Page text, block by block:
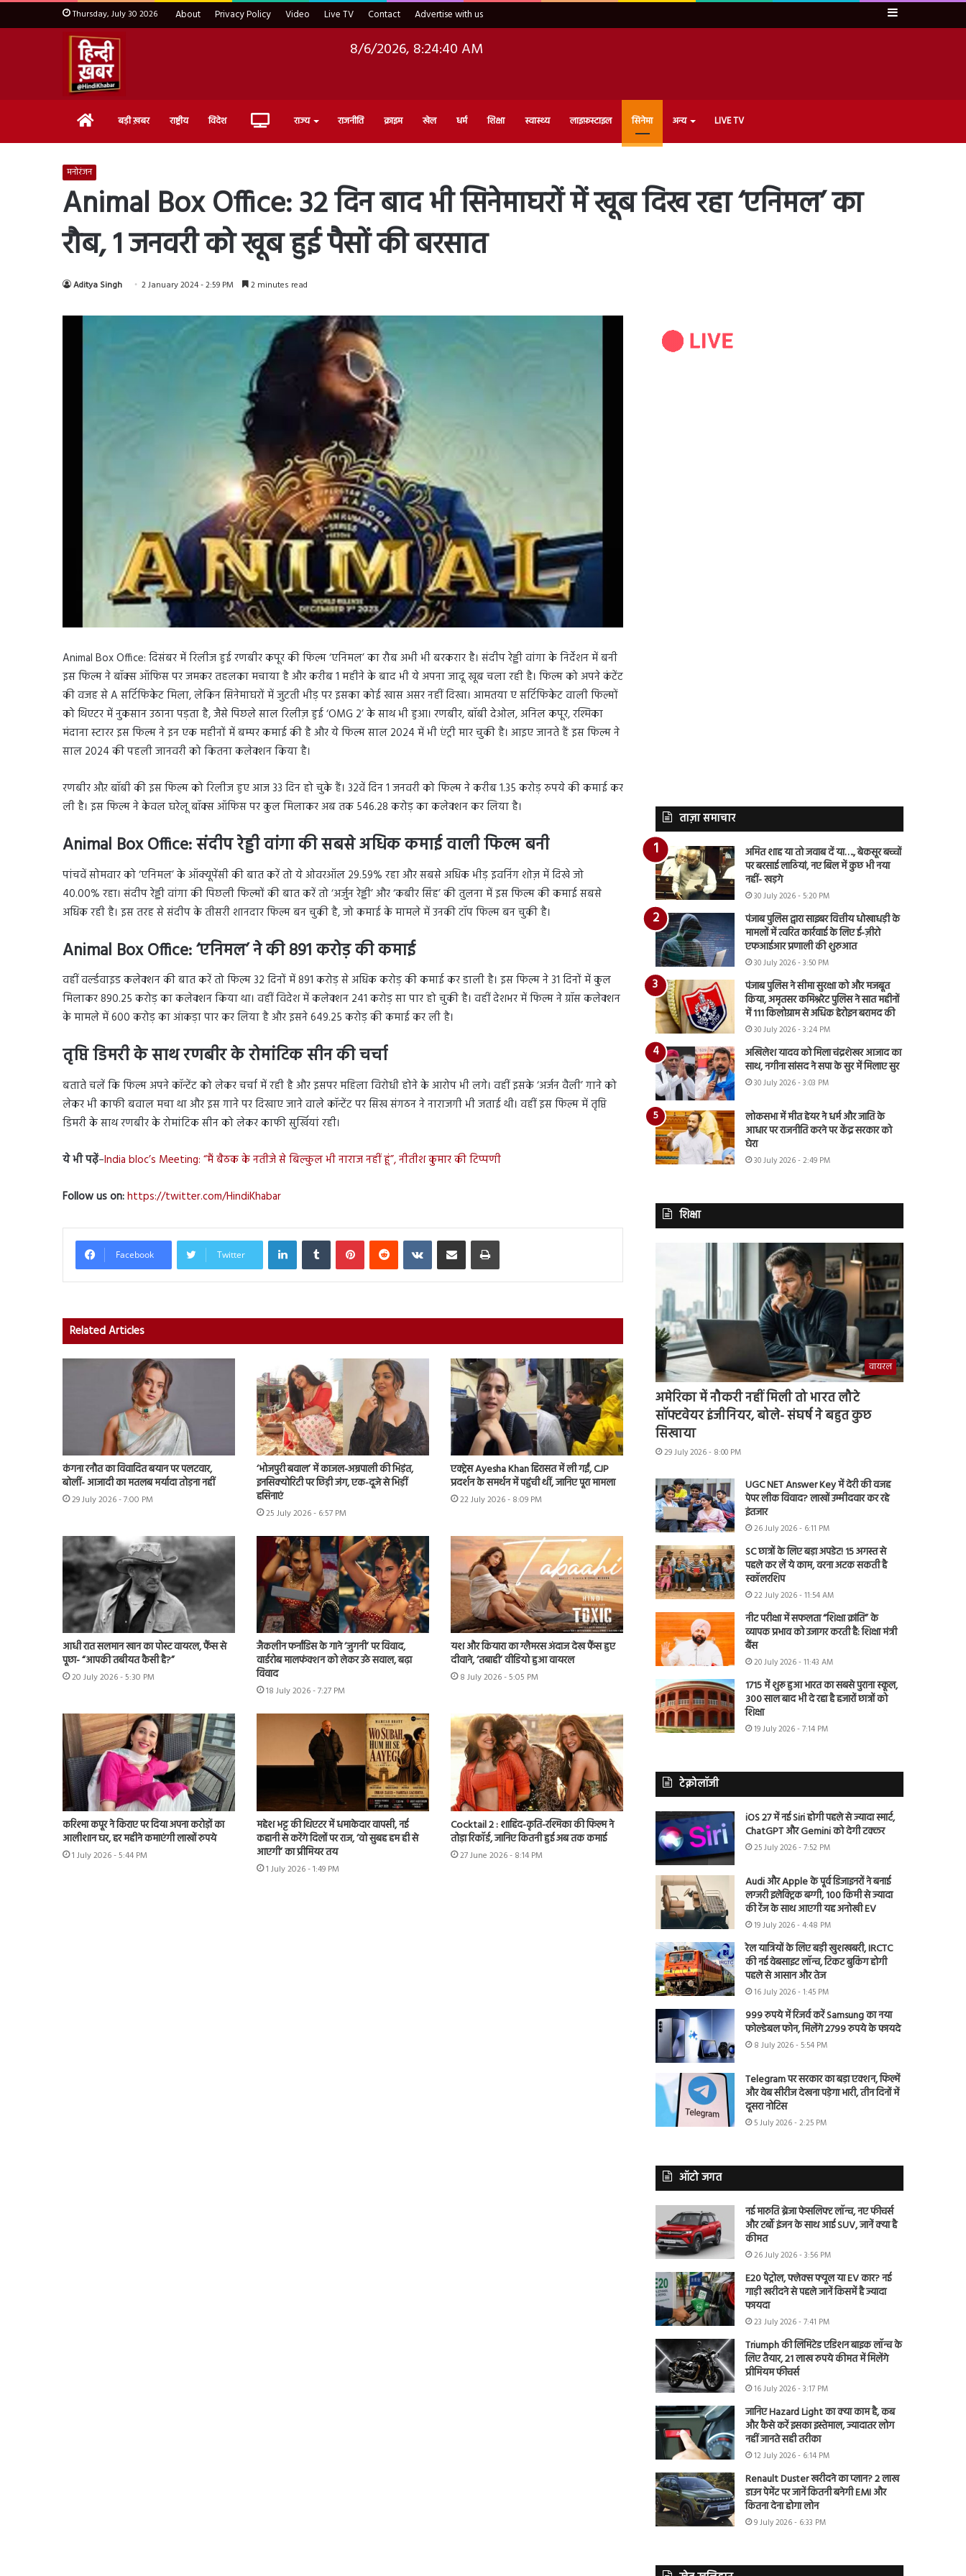
Thursday, July 30 2026 About Privacy Policy Video Live TV Contact Advertise with us Sidebar
8/6/2026, 8:24:42 AM
Home बड़ी ख़बर राष्ट्रीय विदेश Live राज्य राजनीति क्राइम खेल धर्म शिक्षा स्वास्थ्य लाइफ़स्टाइल सिनेमा अन्य LIVE TV
मनोरंजन
Animal Box Office: 32 दिन बाद भी सिनेमाघरों में खूब दिख रहा ‘एनिमल’ का
रौब, 1 जनवरी को खूब हुई पैसों की बरसात
Aditya Singh 2 January 2024 - 2:59 PM 2 minutes read
Animal Box Office: दिसंबर में रिलीज हुई रणबीर कपूर की फिल्म ‘एनिमल’ का रौब अभी भी बरकरार है। संदीप रेड्डी वांगा के निर्देशन में बनी
इस फिल्म ने बॉक्स ऑफिस पर जमकर तहलका मचाया है और करीब 1 महीने के बाद भी ये अपना जादू खूब चला रही है। फिल्म को अपने कंटेंट
की वजह से A सर्टिफिकेट मिला, लेकिन सिनेमाघरों में जुटती भीड़ पर इसका कोई खास असर नहीं दिखा। आमतया ए सर्टिफिकेट वाली फिल्मों
को थिएटर में नुकसान उठाना पड़ता है, जैसे पिछले साल रिलीज़ हुई ‘OMG 2’ के साथ भी हुआ। रणबीर, बॉबी देओल, अनिल कपूर, रश्मिका
मंदाना स्टारर इस फिल्म ने इन एक महीनों में बम्पर कमाई की है और ये फिल्म साल 2024 में भी एंट्री मार चुकी है। आइए जानते हैं इस फिल्म ने
साल 2024 की पहली जानवरी को कितना कलेक्शन किया है।
रणबीर औऱ बॉबी की इस फिल्म को रिलीज हुए आज 33 दिन हो चुके हैं। 32वें दिन 1 जनवरी को फिल्म ने करीब 1.35 करोड़ रुपये की कमाई कर
ली है। इस फिल्म ने केवल घरेलू बॉक्स ऑफिस पर कुल मिलाकर अब तक 546.28 करोड़ का कलेक्शन कर लिया है।
Animal Box Office: संदीप रेड्डी वांगा की सबसे अधिक कमाई वाली फिल्म बनी
पांचवें सोमवार को ‘एनिमल’ के ऑक्यूपेंसी की बात करें तो ये ओवरऑल 29.59% रहा और सबसे अधिक भीड़ इवनिंग शोज़ में दिखे जो
40.00% रहा। संदीप रेड्डी वांगा की पिछली फिल्मों की बात करें तो ‘अर्जुन रेड्डी’ और ‘कबीर सिंह’ की तुलना में इस फिल्म की कमाई सबसे
अधिक रही है। इस तरह से संदीप के तीसरी शानदार फिल्म बन चुकी है, जो कमाई के मामले में उनकी टॉप फिल्म बन चुकी है।
Animal Box Office: ‘एनिमल’ ने की 891 करोड़ की कमाई
वहीं वर्ल्डवाइड कलेक्शन की बात करें तो फिल्म 32 दिनों में 891 करोड़ से अधिक करोड़ की कमाई कर डाली है। इस फिल्म ने 31 दिनों में कुल
मिलाकर 890.25 करोड़ का कलेक्शन किया था। वहीं विदेश में कलेक्शन 241 करोड़ सा पार हो चुकी है। वहीं देशभर में फिल्म ने ग्रॉस कलेक्शन
के मामले में 600 करोड़ का आंकड़ा पार कर लिया है और इसने 649.25 करोड़ की कमाई कर ली है।
तृप्ति डिमरी के साथ रणबीर के रोमांटिक सीन की चर्चा
बताते चलें कि फिल्म अपने कॉन्टेंट को लेकर चर्चा में रही है और इसपर महिला विरोधी होने के आरोप भी लगे। वहीं इसके ‘अर्जन वैली’ गाने को
लेकर भी काफी बवाल मचा था और इस गाने पर दिखाए जाने वाले कॉन्टेंट पर सिख संगठन ने नाराजगी भी जताई थी। वहीं इस फिल्म में तृप्ति
डिमरी के साथ रणबीर के रोमांटिक सीन को लेकर काफी सुर्खियां रही।
ये भी पढ़ें–India bloc’s Meeting: “मैं बैठक के नतीजे से बिल्कुल भी नाराज नहीं हूं”, नीतीश कुमार की टिप्पणी
Follow us on:https://twitter.com/HindiKhabar
Facebook Twitter
LinkedInTumblr PinterestReddit VKontakteShare via Email Print
Related Articles
कंगना रनौत का विवादित बयान पर पलटवार,
बोलीं- आजादी का मतलब मर्यादा तोड़ना नहीं
29 July 2026 - 7:00 PM
‘भोजपुरी बवाल’ में काजल-अम्रपाली की भिड़ंत,
इनसिक्योरिटी पर छिड़ी जंग, एक-दूजे से भिड़ीं
हसिनाएं
25 July 2026 - 6:57 PM
एक्ट्रेस Ayesha Khan हिरासत में ली गईं, CJP
प्रदर्शन के समर्थन में पहुंची थीं, जानिए पूरा मामला
22 July 2026 - 8:09 PM
आधी रात सलमान खान का पोस्ट वायरल, फैंस से
पूछा- “आपकी तबीयत कैसी है?”
20 July 2026 - 5:30 PM
जैकलीन फर्नांडिस के गाने ‘जुगनी’ पर विवाद,
वार्डरोब मालफंक्शन को लेकर उठे सवाल, बढ़ा
विवाद
18 July 2026 - 7:27 PM
यश और कियारा का ग्लैमरस अंदाज देख फैंस हुए
दीवाने, ‘तबाही’ वीडियो हुआ वायरल
8 July 2026 - 5:05 PM
करिश्मा कपूर ने किराए पर दिया अपना करोड़ों का
आलीशान घर, हर महीने कमाएंगी लाखों रुपये
1 July 2026 - 5:44 PM
महेश भट्ट की थिएटर में धमाकेदार वापसी, नई
कहानी से करेंगे दिलों पर राज, ‘वो सुबह हम ही से
आएगी’ का प्रीमियर तय
1 July 2026 - 1:49 PM
Cocktail 2 : शाहिद-कृति-रश्मिका की फिल्म ने
तोड़ा रिकॉर्ड, जानिए कितनी हुई अब तक कमाई
27 June 2026 - 8:14 PM
ताज़ा समाचार
अमित शाह या तो जवाब दें या…., बेकसूर बच्चों
पर बरसाई लाठियां, नए बिल में कुछ भी नया
नहीं- खड़गे
30 July 2026 - 5:20 PM
पंजाब पुलिस द्वारा साइबर वित्तीय धोखाधड़ी के
मामलों में त्वरित कार्रवाई के लिए ई-ज़ीरो
एफआईआर प्रणाली की शुरुआत
30 July 2026 - 3:50 PM
पंजाब पुलिस ने सीमा सुरक्षा को और मजबूत
किया, अमृतसर कमिश्नरेट पुलिस ने सात महीनों
में 111 किलोग्राम से अधिक हेरोइन बरामद की
30 July 2026 - 3:24 PM
अखिलेश यादव को मिला चंद्रशेखर आजाद का
साथ, नगीना सांसद ने सपा के सुर में मिलाए सुर
30 July 2026 - 3:03 PM
लोकसभा में मीत हेयर ने धर्म और जाति के
आधार पर राजनीति करने पर केंद्र सरकार को
घेरा
30 July 2026 - 2:49 PM
शिक्षा
वायरल
अमेरिका में नौकरी नहीं मिली तो भारत लौटे
सॉफ्टवेयर इंजीनियर, बोले- संघर्ष ने बहुत कुछ
सिखाया
29 July 2026 - 8:00 PM
UGC NET Answer Key में देरी की वजह
पेपर लीक विवाद? लाखों उम्मीदवार कर रहे
इंतजार
26 July 2026 - 6:11 PM
SC छात्रों के लिए बड़ा अपडेट! 15 अगस्त से
पहले कर लें ये काम, वरना अटक सकती है
स्कॉलरशिप
22 July 2026 - 11:54 AM
नीट परीक्षा में सफलता “शिक्षा क्रांति” के
व्यापक प्रभाव को उजागर करती है: शिक्षा मंत्री
बैंस
20 July 2026 - 11:43 AM
1715 में शुरू हुआ भारत का सबसे पुराना स्कूल,
300 साल बाद भी दे रहा है हजारों छात्रों को
शिक्षा
19 July 2026 - 7:14 PM
टेक्नोलॉजी
iOS 27 में नई Siri होगी पहले से ज्यादा स्मार्ट,
ChatGPT और Gemini को देगी टक्कर
25 July 2026 - 7:52 PM
Audi और Apple के पूर्व डिजाइनरों ने बनाई
लग्जरी इलेक्ट्रिक बग्गी, 100 किमी से ज्यादा
की रेंज के साथ आएगी यह अनोखी EV
19 July 2026 - 4:48 PM
रेल यात्रियों के लिए बड़ी खुशखबरी, IRCTC
की नई वेबसाइट लॉन्च, टिकट बुकिंग होगी
पहले से आसान और तेज
16 July 2026 - 1:45 PM
999 रुपये में रिजर्व करें Samsung का नया
फोल्डेबल फोन, मिलेंगे 2799 रुपये के फायदे
8 July 2026 - 5:54 PM
Telegram पर सरकार का बड़ा एक्शन, फिल्में
और वेब सीरीज देखना पड़ेगा भारी, तीन दिनों में
दूसरा नोटिस
5 July 2026 - 2:25 PM
ऑटो जगत
नई मारुति ब्रेजा फेसलिफ्ट लॉन्च, नए फीचर्स
और टर्बो इंजन के साथ आई SUV, जानें क्या है
कीमत
26 July 2026 - 3:56 PM
E20 पेट्रोल, फ्लेक्स फ्यूल या EV कार? नई
गाड़ी खरीदने से पहले जानें किसमें है ज्यादा
फायदा
23 July 2026 - 7:41 PM
Triumph की लिमिटेड एडिशन बाइक लॉन्च के
लिए तैयार, 21 लाख रुपये कीमत में मिलेंगे
प्रीमियम फीचर्स
16 July 2026 - 3:17 PM
जानिए Hazard Light का क्या काम है, कब
और कैसे करें इसका इस्तेमाल, ज्यादातर लोग
नहीं जानते सही तरीका
12 July 2026 - 6:14 PM
Renault Duster खरीदने का प्लान? 2 लाख
डाउन पेमेंट पर जानें कितनी बनेगी EMI और
कितना देना होगा लोन
9 July 2026 - 6:33 PM